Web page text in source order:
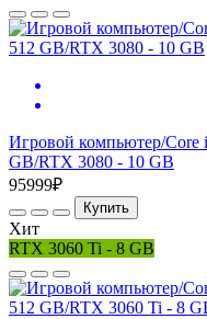
Игровой компьютер/Core
GB/RTX 3080 - 10 GB
95999₽
Купить
Хит
RTX 3060 Ti - 8 GB